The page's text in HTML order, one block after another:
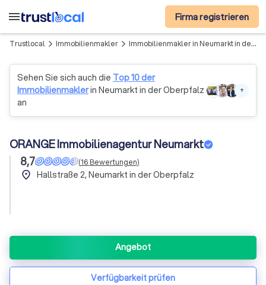
menu Firma registrieren
Trustlocal arrow_forward_ios Immobilienmakler arrow_forward_ios Immobilienmakler in Neumarkt in der Oberpfalz
Sehen Sie sich auch die Top 10 der
Immobilienmaklerin Neumarkt in der Oberpfalz
an
+
ORANGE Immobilienagentur Neumarkt
8,7
(16Bewertungen)
place Hallstraße 2, Neumarkt in der Oberpfalz
Angebot
Verfügbarkeit prüfen